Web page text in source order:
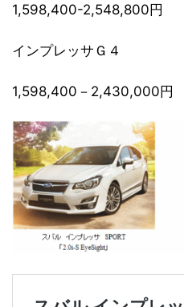
1,598,400-2,548,800円
インプレッサＧ４
1,598,400－2,430,000円